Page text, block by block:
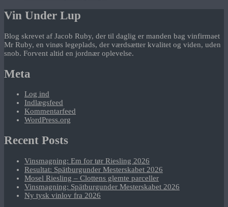
Vin Under Lup
Blog skrevet af Jacob Ruby, der til daglig er manden bag vinfirmaet
Mr Ruby, en vinøs legeplads, der værdsætter kvalitet og viden, uden
snob. Forvent altid en jordnær oplevelse.
Meta
Log ind
Indlægsfeed
Kommentarfeed
WordPress.org
Recent Posts
Vinsmagning: Em for tør Riesling 2026
Resultat: Spätburgunder Mesterskabet 2026
Mosel Riesling – Clottens glemte parceller
Vinsmagning: Spätburgunder Mesterskabet 2026
Ny tysk vinlov fra 2026